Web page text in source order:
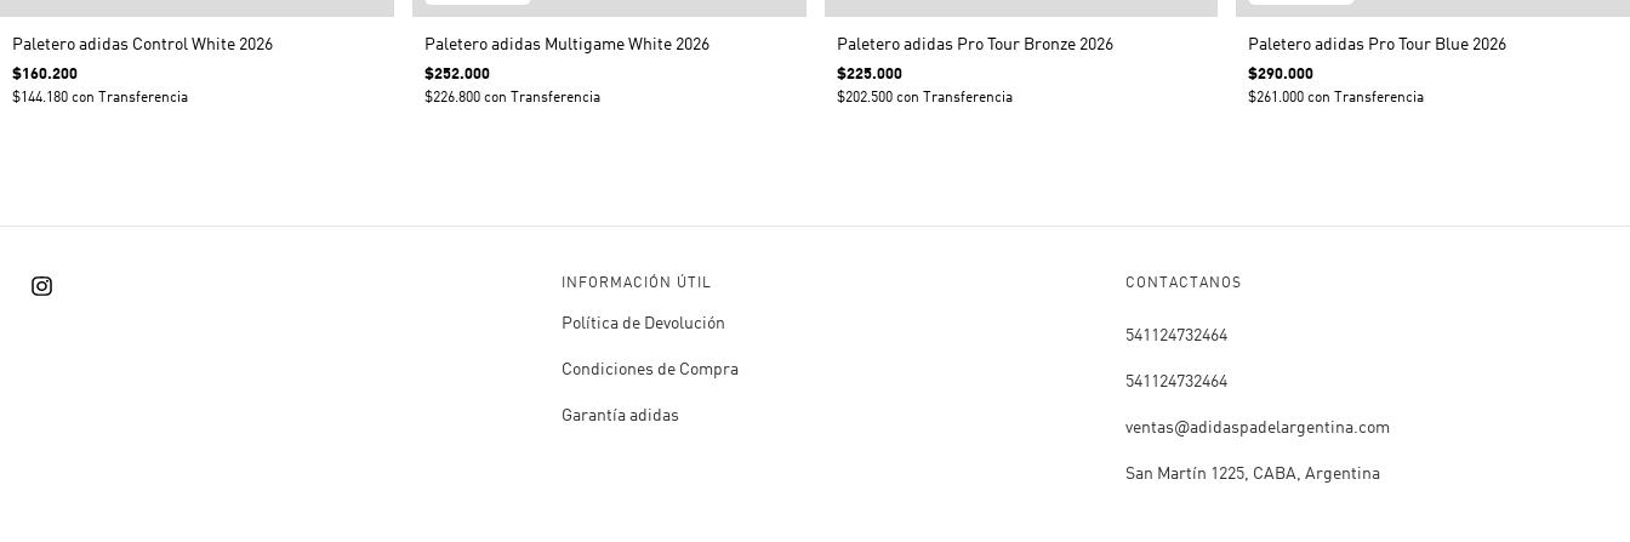
Paletero adidas Control White 2026
$160.200
$144.180 con Transferencia
Paletero adidas Multigame White 2026
$252.000
$226.800 con Transferencia
Paletero adidas Pro Tour Bronze 2026
$225.000
$202.500 con Transferencia
Paletero adidas Pro Tour Blue 2026
$290.000
$261.000con Transferencia
INFORMACIÓN ÚTIL
Política de Devolución
Condiciones de Compra
Garantía adidas
CONTACTANOS
541124732464
541124732464
ventas@adidaspadelargentina.com
San Martín 1225, CABA, Argentina